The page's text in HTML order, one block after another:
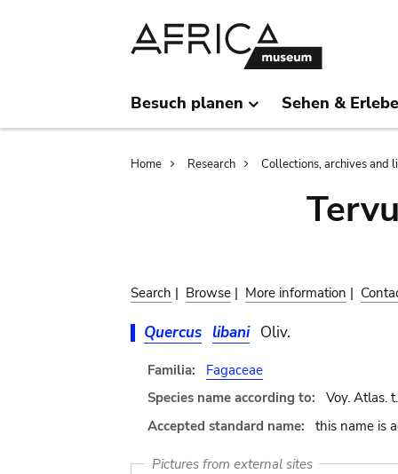
Besuch planen Sehen &
Breadcrumb
Home Research Collections, archives and
Search | Browse | More information |
Quercus libani Oliv.
Familia:
Fagaceae
Species name according to:
Voy. Atlas.
Accepted standard name:
this name is
Pictures from external sites